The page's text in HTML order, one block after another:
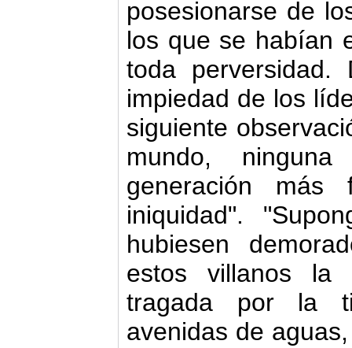
posesionarse de
los que se habían
toda perversidad.
impiedad de los
siguiente
mundo,
generación
iniquidad".
hubiesen
estos villanos la
tragada por la
avenidas de